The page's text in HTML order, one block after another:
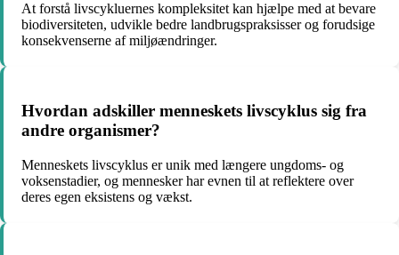
At forstå livscykluernes kompleksitet kan hjælpe med at bevare
biodiversiteten, udvikle bedre landbrugspraksisser og forudsige
konsekvenserne af miljøændringer.
Hvordan adskiller menneskets livscyklus sig fra
andre organismer?
Menneskets livscyklus er unik med længere ungdoms- og
voksenstadier, og mennesker har evnen til at reflektere over
deres egen eksistens og vækst.